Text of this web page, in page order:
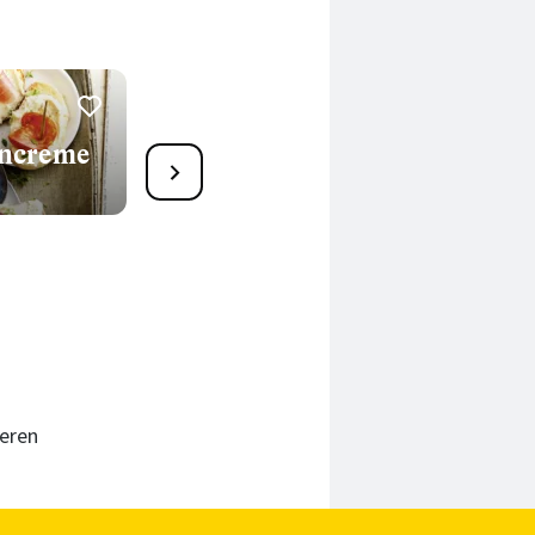
1
Fisch-Tacos mit Tomaten-
Salsa